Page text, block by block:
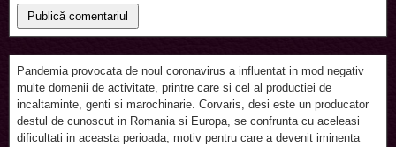
Pandemia provocata de noul coronavirus a influentat in mod negativ
multe domenii de activitate, printre care si cel al productiei de
incaltaminte, genti si marochinarie. Corvaris, desi este un producator
destul de cunoscut in Romania si Europa, se confrunta cu aceleasi
dificultati in aceasta perioada, motiv pentru care a devenit iminenta